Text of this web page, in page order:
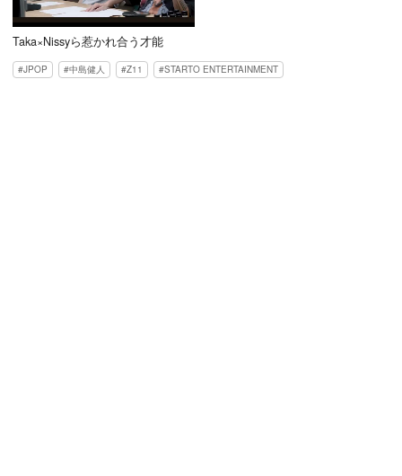
Taka×Nissyら惹かれ合う才能
JPOP 中島健人 Z11 STARTO ENTERTAINMENT